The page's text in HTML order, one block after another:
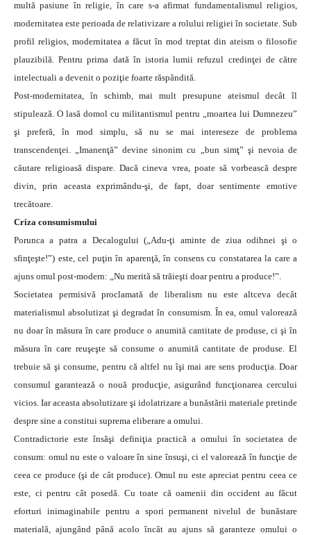
multă pasiune în religie, în care s-a afirmat fundamentalismul religios,
modernitatea este perioada de relativizare a rolului religiei în societate. Sub
profil religios, modernitatea a făcut în mod treptat din ateism o filosofie
plauzibilă. Pentru prima dată în istoria lumii refuzul credinţei de către
intelectuali a devenit o poziţie foarte răspândită.
Post-modernitatea, în schimb, mai mult presupune ateismul decât îl
stipulează. O lasă domol cu militantismul pentru „moartea lui Dumnezeu”
şi preferă, în mod simplu, să nu se mai intereseze de problema
transcendenţei. „Imanenţă” devine sinonim cu „bun simţ” şi nevoia de
căutare religioasă dispare. Dacă cineva vrea, poate să vorbească despre
divin, prin aceasta exprimându-şi, de fapt, doar sentimente emotive
trecătoare.
Criza consumismului
Porunca a patra a Decalogului („Adu-ţi aminte de ziua odihnei şi o
sfinţeşte!”) este, cel puţin în aparenţă, în consens cu constatarea la care a
ajuns omul post-modern: „Nu merită să trăieşti doar pentru a produce!”.
Societatea permisivă proclamată de liberalism nu este altceva decât
materialismul absolutizat şi degradat în consumism. În ea, omul valorează
nu doar în măsura în care produce o anumită cantitate de produse, ci şi în
măsura în care reuşeşte să consume o anumită cantitate de produse. El
trebuie să şi consume, pentru că altfel nu îşi mai are sens producţia. Doar
consumul garantează o nouă producţie, asigurând funcţionarea cercului
vicios. Iar aceasta absolutizare şi idolatrizare a bunăstării materiale pretinde
despre sine a constitui suprema eliberare a omului.
Contradictorie este însăşi definiţia practică a omului în societatea de
consum: omul nu este o valoare în sine însuşi, ci el valorează în funcţie de
ceea ce produce (şi de cât produce). Omul nu este apreciat pentru ceea ce
este, ci pentru cât posedă. Cu toate că oamenii din occident au făcut
eforturi inimaginabile pentru a spori permanent nivelul de bunăstare
materială, ajungând până acolo încât au ajuns să garanteze omului o